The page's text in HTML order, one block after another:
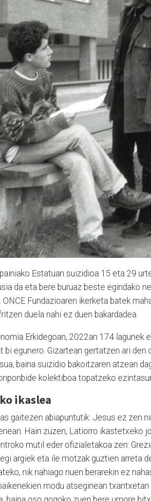
Estatuan suizidioa 15 eta 29
da eta bere buruaz beste egindako
ONCE Fundazioaren ikerketa batek
duela nahi ez duen bakardadea.
Erkidegoan, 2022an 174 lagunek
bi egunero. Gizartean gertatzen ari
baina suizidio bakoitzaren atzean
kolektiboa topatzeko
ikaslea
gaitezen abiapuntutik. Jesus ez zen
Hain zuzen, Latiorro ikastetxeko
mutil eder ofizialetakoa zen:
argiek eta ile motzak guztien arreta
nik nahiago nuen berarekin ez
modu atseginean